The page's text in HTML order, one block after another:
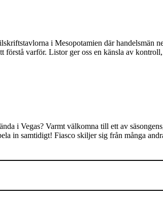
i Mesopotamien där
förstå varför. Listor ger oss en känsla av
i Vegas? Varmt välkomna till ett av
in samtidigt! Fiasco skiljer sig från många